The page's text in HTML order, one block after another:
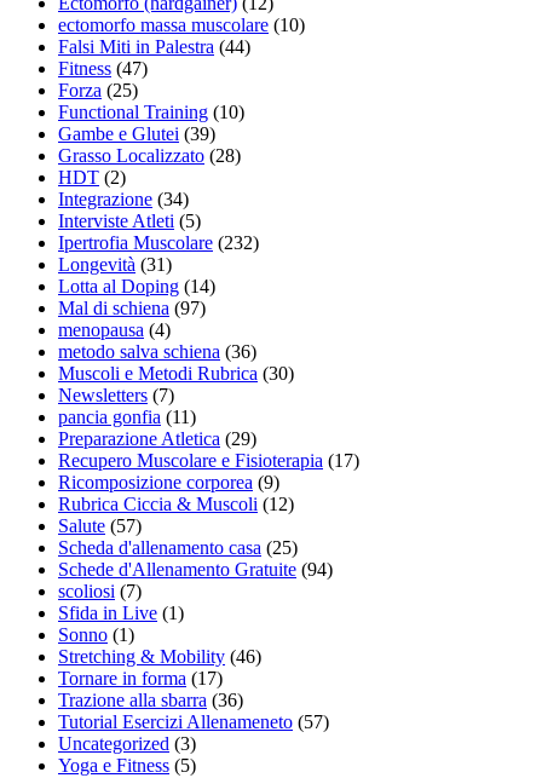
ectomorfo massa muscolare (10)
Falsi Miti in Palestra (44)
Fitness (47)
Forza (25)
Functional Training (10)
Gambe e Glutei (39)
Grasso Localizzato (28)
HDT (2)
Integrazione (34)
Interviste Atleti (5)
Ipertrofia Muscolare (232)
Longevità (31)
Lotta al Doping (14)
Mal di schiena (97)
menopausa (4)
metodo salva schiena (36)
Muscoli e Metodi Rubrica (30)
Newsletters (7)
pancia gonfia (11)
Preparazione Atletica (29)
Recupero Muscolare e Fisioterapia (17)
Ricomposizione corporea (9)
Rubrica Ciccia & Muscoli (12)
Salute (57)
Scheda d'allenamento casa (25)
Schede d'Allenamento Gratuite (94)
scoliosi (7)
Sfida in Live (1)
Sonno (1)
Stretching & Mobility (46)
Tornare in forma (17)
Trazione alla sbarra (36)
Tutorial Esercizi Allenameneto (57)
Uncategorized (3)
Yoga e Fitness (5)